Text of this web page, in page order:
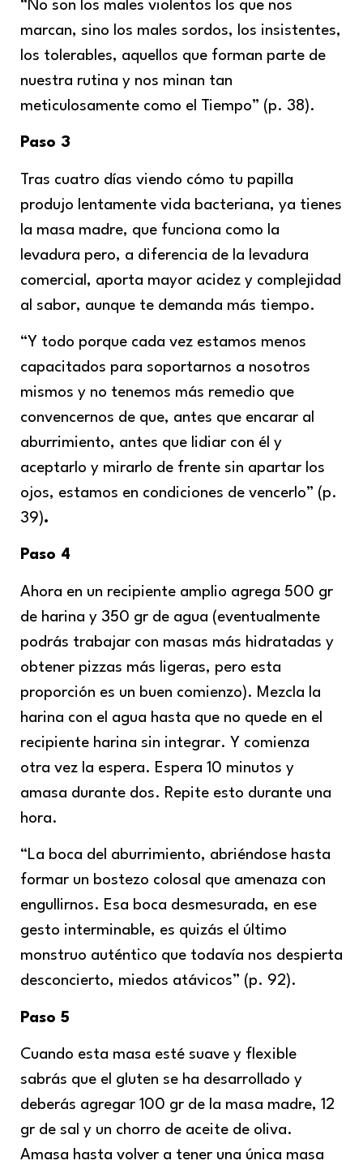
“No son los males violentos los que nos
marcan, sino los males sordos, los insistentes,
los tolerables, aquellos que forman parte de
nuestra rutina y nos minan tan
meticulosamente como el Tiempo” (p. 38).
Paso 3
Tras cuatro días viendo cómo tu papilla
produjo lentamente vida bacteriana, ya tienes
la masa madre, que funciona como la
levadura pero, a diferencia de la levadura
comercial, aporta mayor acidez y complejidad
al sabor, aunque te demanda más tiempo.
“Y todo porque cada vez estamos menos
capacitados para soportarnos a nosotros
mismos y no tenemos más remedio que
convencernos de que, antes que encarar al
aburrimiento, antes que lidiar con él y
aceptarlo y mirarlo de frente sin apartar los
ojos, estamos en condiciones de vencerlo” (p.
39).
Paso 4
Ahora en un recipiente amplio agrega 500 gr
de harina y 350 gr de agua (eventualmente
podrás trabajar con masas más hidratadas y
obtener pizzas más ligeras, pero esta
proporción es un buen comienzo). Mezcla la
harina con el agua hasta que no quede en el
recipiente harina sin integrar. Y comienza
otra vez la espera. Espera 10 minutos y
amasa durante dos. Repite esto durante una
hora.
“La boca del aburrimiento, abriéndose hasta
formar un bostezo colosal que amenaza con
engullirnos. Esa boca desmesurada, en ese
gesto interminable, es quizás el último
monstruo auténtico que todavía nos despierta
desconcierto, miedos atávicos” (p. 92).
Paso 5
Cuando esta masa esté suave y flexible
sabrás que el gluten se ha desarrollado y
deberás agregar 100 gr de la masa madre, 12
gr de sal y un chorro de aceite de oliva.
Amasa hasta volver a tener una única masa